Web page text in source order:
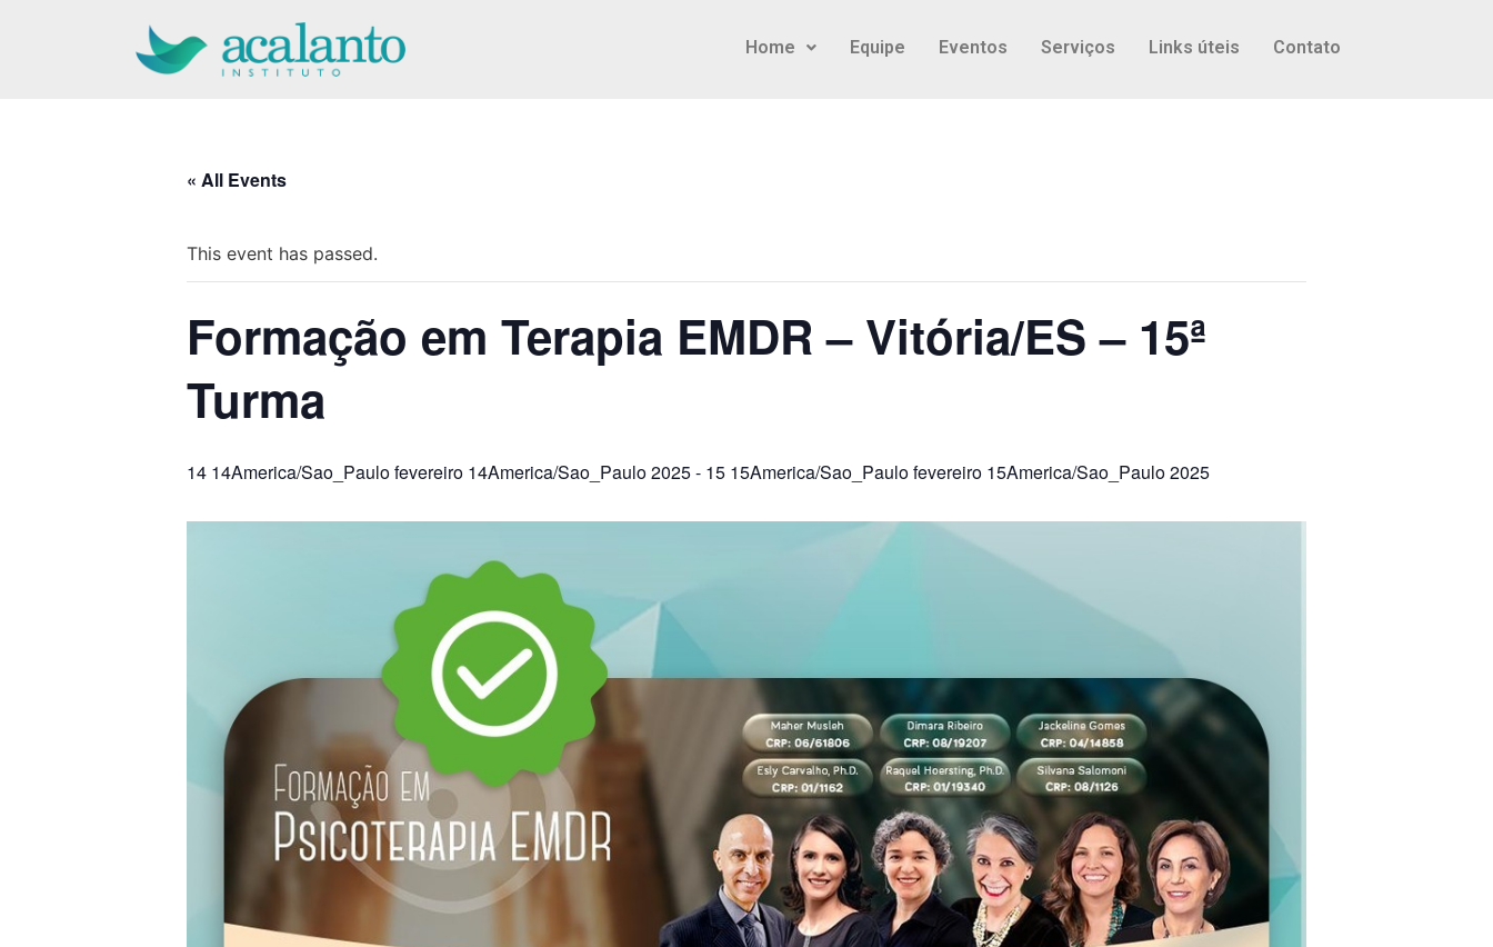
Home Equipe Eventos Serviços Links úteis Contato
« All Events
This event has passed.
Formação em Terapia EMDR – Vitória/ES – 15ª
Turma
14 14America/Sao_Paulo fevereiro 14America/Sao_Paulo 2025- 15 15America/Sao_Paulo fevereiro 15America/Sao_Paulo 2025